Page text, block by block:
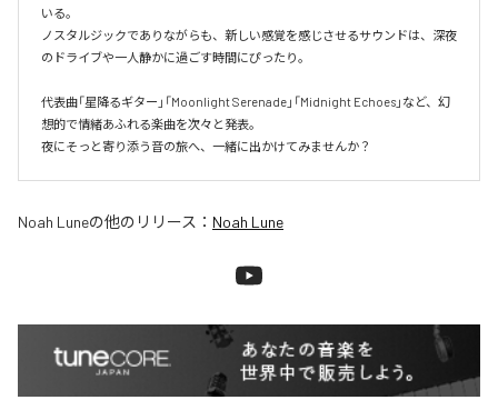
いる。
ノスタルジックでありながらも、新しい感覚を感じさせるサウンドは、深夜
のドライブや一人静かに過ごす時間にぴったり。
代表曲「星降るギター」「Moonlight Serenade」「Midnight Echoes」など、幻
想的で情緒あふれる楽曲を次々と発表。
夜にそっと寄り添う音の旅へ、一緒に出かけてみませんか？
Noah Luneの他のリリース： Noah Lune